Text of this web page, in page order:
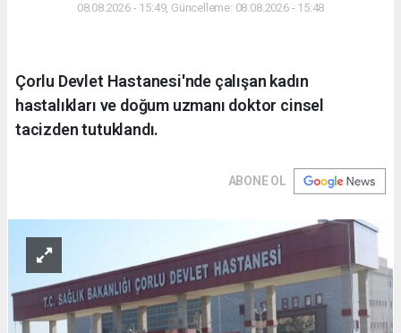
08.08.2026 - 15:49, Güncelleme: 08.08.2026 - 15:48
Çorlu Devlet Hastanesi'nde çalışan kadın
hastalıkları ve doğum uzmanı doktor cinsel
tacizden tutuklandı.
ABONE OL